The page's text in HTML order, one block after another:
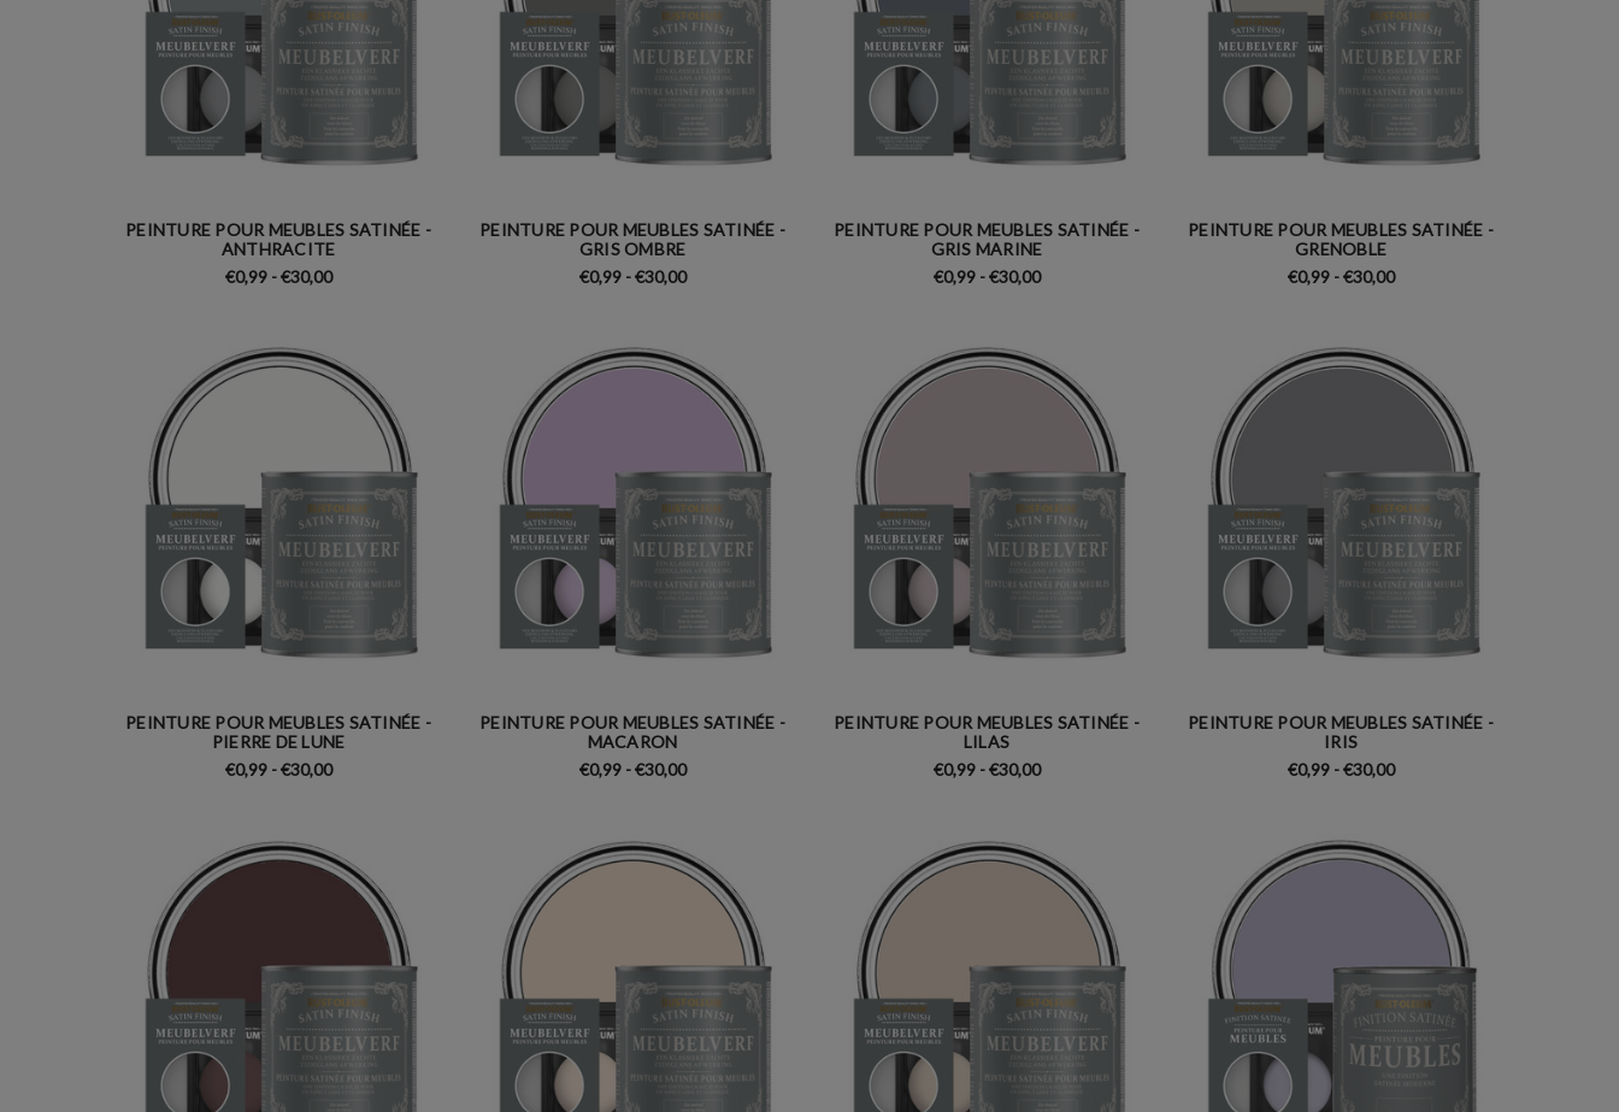
PEINTURE POUR MEUBLES SATINÉE -
ANTHRACITE
€0,99 - €30,00
PEINTURE POUR MEUBLES SATINÉE -
GRIS OMBRE
€0,99 - €30,00
PEINTURE POUR MEUBLES SATINÉE -
GRIS MARINE
€0,99 - €30,00
PEINTURE POUR MEUBLES SATINÉE -
GRENOBLE
€0,99 - €30,00
PEINTURE POUR MEUBLES SATINÉE -
PIERRE DE LUNE
€0,99 - €30,00
PEINTURE POUR MEUBLES SATINÉE -
MACARON
€0,99 - €30,00
PEINTURE POUR MEUBLES SATINÉE -
LILAS
€0,99 - €30,00
PEINTURE POUR MEUBLES SATINÉE -
IRIS
€0,99 - €30,00